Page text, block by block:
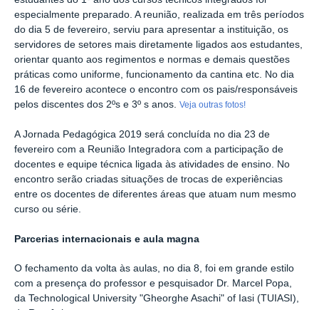
especialmente preparado. A reunião, realizada em três períodos
do dia 5 de fevereiro, serviu para apresentar a instituição, os
servidores de setores mais diretamente ligados aos estudantes,
orientar quanto aos regimentos e normas e demais questões
práticas como uniforme, funcionamento da cantina etc. No dia
16 de fevereiro acontece o encontro com os pais/responsáveis
pelos discentes dos 2ºs e 3º s anos. Veja outras fotos!
A Jornada Pedagógica 2019 será concluída no dia 23 de
fevereiro com a Reunião Integradora com a participação de
docentes e equipe técnica ligada às atividades de ensino. No
encontro serão criadas situações de trocas de experiências
entre os docentes de diferentes áreas que atuam num mesmo
curso ou série.
Parcerias internacionais e aula magna
O fechamento da volta às aulas, no dia 8, foi em grande estilo
com a presença do professor e pesquisador Dr. Marcel Popa,
da Technological University "Gheorghe Asachi" of Iasi (TUIASI),